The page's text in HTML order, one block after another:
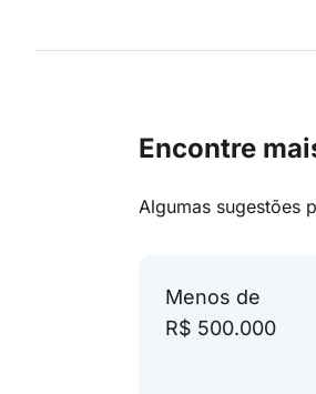
Encontre
Algumas sugestões
Menos de
R$ 500.000